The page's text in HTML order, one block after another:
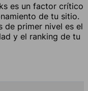
es un factor crítico
de tu sitio.
de primer nivel es el
y el ranking de tu